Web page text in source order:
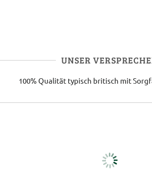
UNSER
100% Qualität typisch britisch mit